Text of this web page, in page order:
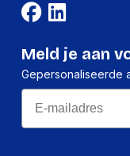
Code
geharmoniseerd
Netto gewicht
kartonnen doos
(Buitenste)
Meld je aan
Gepersonaliseerde
Email